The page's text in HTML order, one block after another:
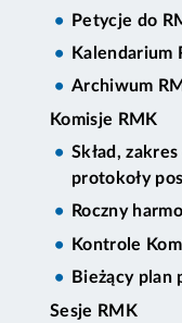
Petycje do
Kalendarium
Archiwum
Komisje RMK
Skład, zakres
protokoły
Roczny
Kontrole
Bieżący plan
Sesje RMK